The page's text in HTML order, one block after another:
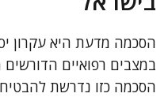
הסכמה מדעת היא עקרון
במצבים רפואיים
הסכמה כזו נדרשת